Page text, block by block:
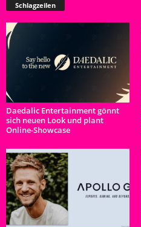
Schlagzeilen
Daedalic Entertainment gönnt
sich neuen Look und plant
Online-Showcase